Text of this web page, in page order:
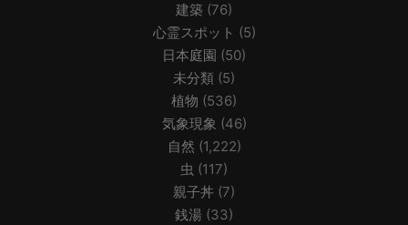
建築 (76)
心霊スポット (5)
日本庭園 (50)
未分類 (5)
植物 (536)
気象現象 (46)
自然 (1,222)
虫 (117)
親子丼 (7)
銭湯 (33)